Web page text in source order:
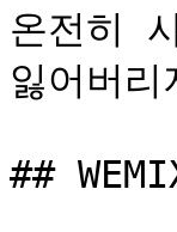
온전히
잃어버
##